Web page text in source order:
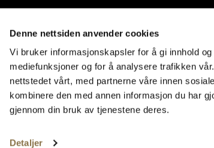
Denne nettsiden anvender cookies
Vi bruker informasjonskapsler for å gi innhold
mediefunksjoner og for å analysere trafikken
nettstedet vårt, med partnerne våre innen
kombinere den med annen informasjon du har
gjennom din bruk av tjenestene deres.
Detaljer